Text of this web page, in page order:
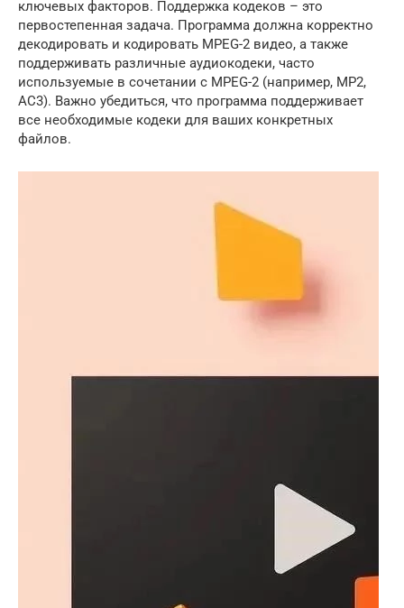
ключевых факторов. Поддержка кодеков – это
первостепенная задача. Программа должна корректно
декодировать и кодировать MPEG-2 видео, а также
поддерживать различные аудиокодеки, часто
используемые в сочетании с MPEG-2 (например, MP2,
AC3). Важно убедиться, что программа поддерживает
все необходимые кодеки для ваших конкретных
файлов.